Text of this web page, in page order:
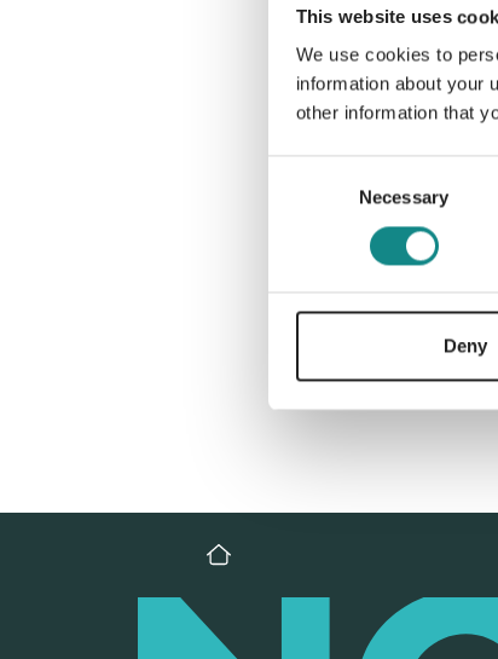
This website uses
We use cookies to
information about your
other information that
Necessary
Deny